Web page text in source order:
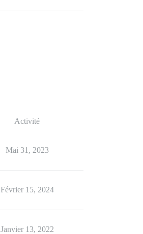
Activité
Mai 31, 2023
Février 15, 2024
Janvier 13, 2022